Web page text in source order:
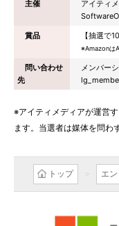
主催
アイティ
賞品
【抽選で
※Amazonは
問い合わせ
先
メンバー
※アイティメディアが運営
ます。当選者は媒体を問わ
トップ エ